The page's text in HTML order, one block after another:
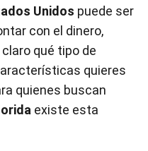
Unidos puede ser
con el dinero,
qué tipo de
quieres
quienes buscan
existe esta